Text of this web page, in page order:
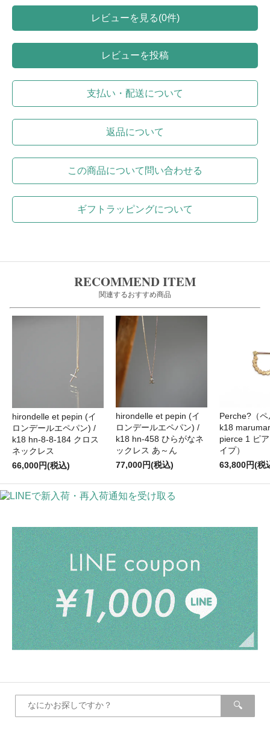
レビューを見る(0件)
レビューを投稿
支払い・配送について
返品について
この商品について問い合わせる
ギフトラッピングについて
RECOMMEND ITEM
関連するおすすめ商品
hirondelle et pepin (イ
ロンデールエペパン) /
k18 hn-8-8-184 クロス
ネックレス
66,000円(税込)
hirondelle et pepin (イ
ロンデールエペパン) /
k18 hn-458 ひらがなネ
ックレス あ～ん
77,000円(税込)
Perche?（
k18
pierce 1 ピ
イプ）
63,800円(税